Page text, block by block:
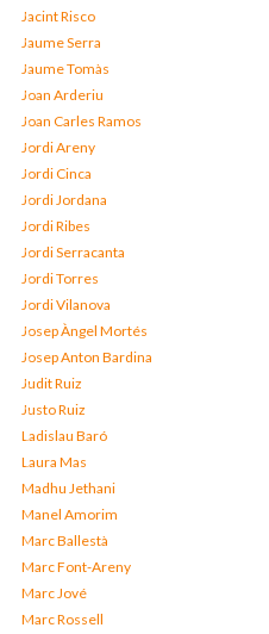
Jacint Risco
Jaume Serra
Jaume Tomàs
Joan Arderiu
Joan Carles Ramos
Jordi Areny
Jordi Cinca
Jordi Jordana
Jordi Ribes
Jordi Serracanta
Jordi Torres
Jordi Vilanova
Josep Àngel Mortés
Josep Anton Bardina
Judit Ruiz
Justo Ruiz
Ladislau Baró
Laura Mas
Madhu Jethani
Manel Amorim
Marc Ballestà
Marc Font-Areny
Marc Jové
Marc Rossell